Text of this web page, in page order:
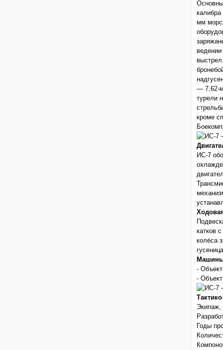
калибра
мм
— 7,62-
турели
кроме
ИС-7
катков
колёса
-
-
Экипаж,
Годы